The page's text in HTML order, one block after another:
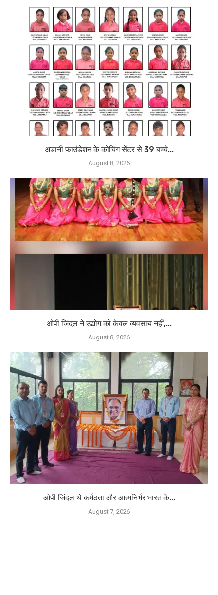
अडानी फाउंडेशन के कोचिंग सेंटर से 39 बच्चे...
August 8, 2026
ओपी जिंदल ने उद्योग को केवल व्यवसाय नहीं,...
August 8, 2026
ओपी जिंदल थे कर्मठता और आत्मनिर्भर भारत के...
August 7, 2026